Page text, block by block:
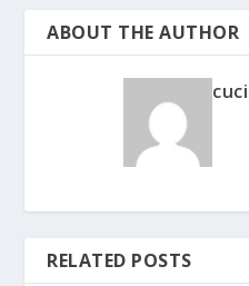
ABOUT THE AUTHOR
RELATED POSTS